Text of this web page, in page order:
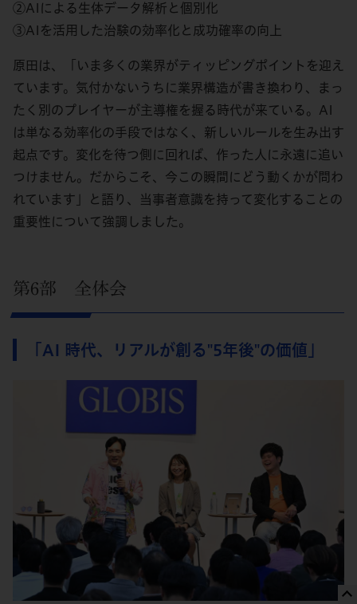
②AIによる生体データ解析と個別化
③AIを活用した治験の効率化と成功確率の向上
原田は、「いま多くの業界がティッピングポイントを迎え
ています。気付かないうちに業界構造が書き換わり、まっ
たく別のプレイヤーが主導権を握る時代が来ている。AI
は単なる効率化の手段ではなく、新しいルールを生み出す
起点です。変化を待つ側に回れば、作った人に永遠に追い
つけません。だからこそ、今この瞬間にどう動くかが問わ
れています」と語り、当事者意識を持って変化することの
重要性について強調しました。
第6部 全体会
「AI 時代、リアルが創る"5年後"の価値」